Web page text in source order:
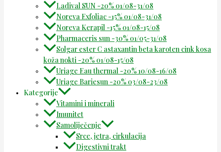
Ladival SUN -20% 01/08-31/08
Noreva Exfoliac -15% 01/08-31/08
Noreva Kerapil -15% 01/08-15/08
Pharmaceris sun -30% 01/05-31/08
Solgar ester C astaxantin beta karoten cink kosa
koža nokti -20% 01/08-15/08
Uriage Eau thermal -20% 10/08-16/08
Uriage Bariesun -20% 03/08-23/08
Kategorije
Vitamini i minerali
Imunitet
Samoliječenje
Srce, jetra, cirkulacija
Digestivni trakt